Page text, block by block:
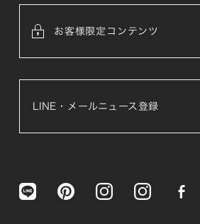
お客様限定コンテンツ
LINE・メールニュース登録